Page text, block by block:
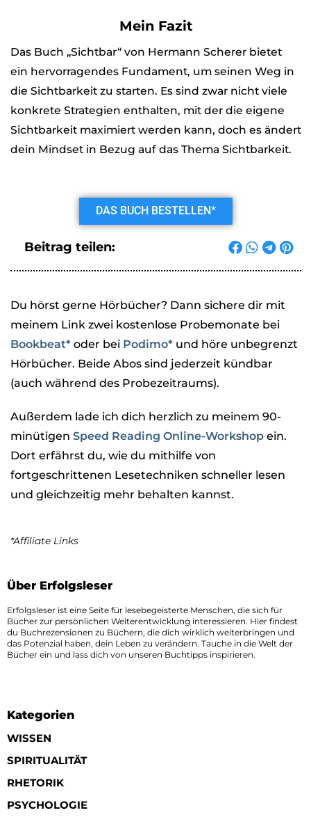
Mein Fazit
Das Buch „Sichtbar“ von Hermann Scherer bietet
ein hervorragendes Fundament, um seinen Weg in
die Sichtbarkeit zu starten. Es sind zwar nicht viele
konkrete Strategien enthalten, mit der die eigene
Sichtbarkeit maximiert werden kann, doch es ändert
dein Mindset in Bezug auf das Thema Sichtbarkeit.
DAS BUCH BESTELLEN*
Beitrag teilen:
Du hörst gerne Hörbücher? Dann sichere dir mit
meinem Link zwei kostenlose Probemonate bei
Bookbeat* oder bei Podimo*und höre unbegrenzt
Hörbücher. Beide Abos sind jederzeit kündbar
(auch während des Probezeitraums).
Außerdem lade ich dich herzlich zu meinem 90-
minütigen Speed Reading Online-Workshopein.
Dort erfährst du, wie du mithilfe von
fortgeschrittenen Lesetechniken schneller lesen
und gleichzeitig mehr behalten kannst.
*Affiliate Links
Über Erfolgsleser
Erfolgsleser ist eine Seite für lesebegeisterte Menschen, die sich für
Bücher zur persönlichen Weiterentwicklung interessieren. Hier findest
du Buchrezensionen zu Büchern, die dich wirklich weiterbringen und
das Potenzial haben, dein Leben zu verändern. Tauche in die Welt der
Bücher ein und lass dich von unseren Buchtipps inspirieren.
Kategorien
WISSEN
SPIRITUALITÄT
RHETORIK
PSYCHOLOGIE